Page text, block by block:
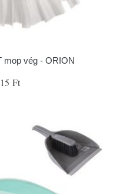
mop vég - ORION
Ft